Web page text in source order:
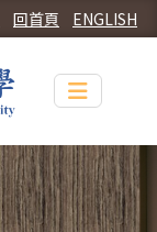
ENGLISH
回首頁
Toggle